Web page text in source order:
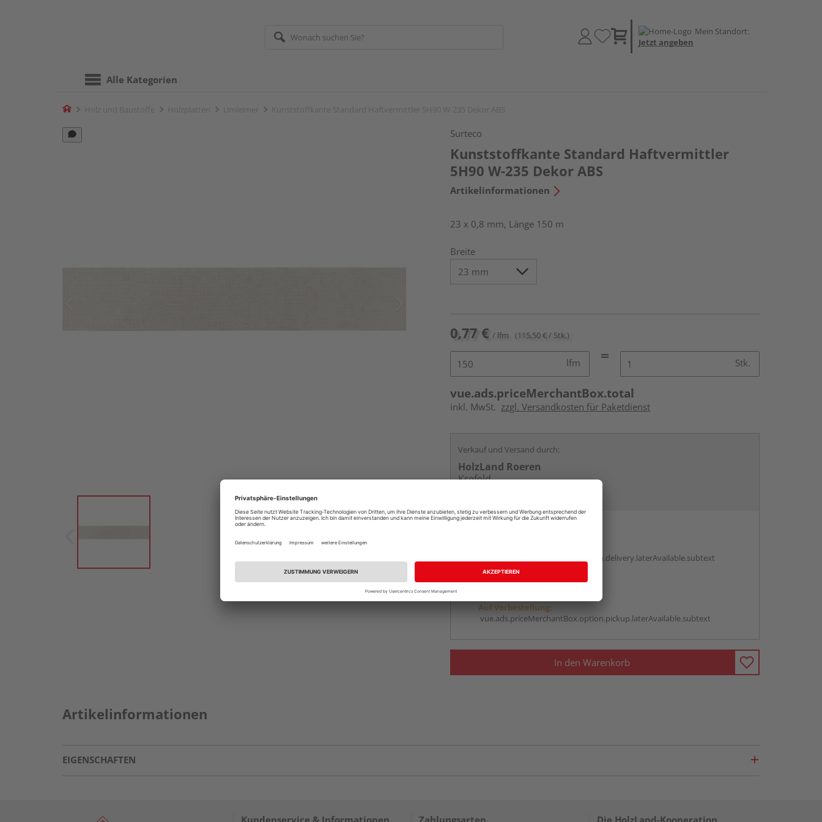
Mein Standort:
Jetzt angeben
Alle Kategorien
Home
Surteco
Kunststoffkante Standard Haftvermittler
5H90 W-235 Dekor ABS
Artikelinformationen
23 x 0,8 mm, Länge 150 m
Breite
0,77 € / lfm (115,50 € / Stk.)
lfm Stk.
vue.ads.priceMerchantBox.total
inkl. MwSt. zzgl. Versandkosten für Paketdienst
Verkauf und Versand durch:
HolzLand Roeren
Krefeld
vue.ads.priceMerchantBox.option.delivery.laterAvailable.subtext
Auf Vorbestellung:
vue.ads.priceMerchantBox.option.pickup.laterAvailable.subtext
In den Warenkorb
Artikelinformationen
EIGENSCHAFTEN
Kundenservice & Informationen Zahlungsarten Die HolzLand-Kooperation